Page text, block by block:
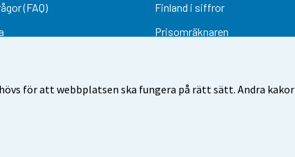
för att webbplatsen ska fungera på rätt sätt. Andra
(FAQ)
Finland i siffror
Prisomräknaren